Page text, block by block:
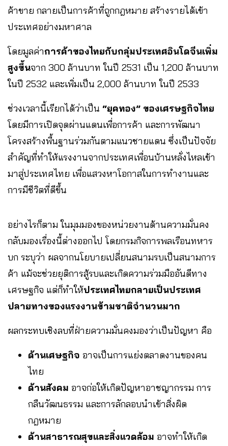
ค้าขาย กลายเป็นการค้าที่ถูกกฎหมาย สร้างรายได้เข้า
ประเทศอย่างมหาศาล
โดยมูลค่าการค้าของไทยกับกลุ่มประเทศอินโดจีนเพิ่ม
สูงขึ้นจาก 300 ล้านบาท ในปี 2531 เป็น 1,200 ล้านบาท
ในปี 2532 และเพิ่มเป็น 2,000 ล้านบาท ในปี 2533
ช่วงเวลานี้เรียกได้ว่าเป็น “ยุคทอง” ของเศรษฐกิจไทย
โดยมีการเปิดจุดผ่านแดนเพื่อการค้า และการพัฒนา
โครงสร้างพื้นฐานร่วมกันตามแนวชายแดน ซึ่งเป็นปัจจัย
สำคัญที่ทำให้แรงงานจากประเทศเพื่อนบ้านหลั่งไหลเข้า
มาสู่ประเทศไทย เพื่อแสวงหาโอกาสในการทำงานและ
การมีชีวิตที่ดีขึ้น
อย่างไรก็ตาม ในมุมมองของหน่วยงานด้านความมั่นคง
กลับมองเรื่องนี้ต่างออกไป โดยกรมกิจการพลเรือนทหาร
บก ระบุว่า ผลจากนโยบายเปลี่ยนสนามรบเป็นสนามการ
ค้า แม้จะช่วยยุติการสู้รบและเกิดความร่วมมืออันดีทาง
เศรษฐกิจ แต่ก็ทำให้ประเทศไทยกลายเป็นประเทศ
ปลายทางของแรงงานข้ามชาติจำนวนมาก
ผลกระทบเชิงลบที่ฝ่ายความมั่นคงมองว่าเป็นปัญหา คือ
ด้านเศษฐกิจ อาจเป็นการแย่งตลาดงานของคน
ไทย
ด้านสังคม อาจก่อให้เกิดปัญหาอาชญากรรม การ
กลืนวัฒนธรรม และการลักลอบนำเข้าสิ่งผิด
กฎหมาย
ด้านสาธารณสุขและสิ่งแวดล้อม อาจทำให้เกิด